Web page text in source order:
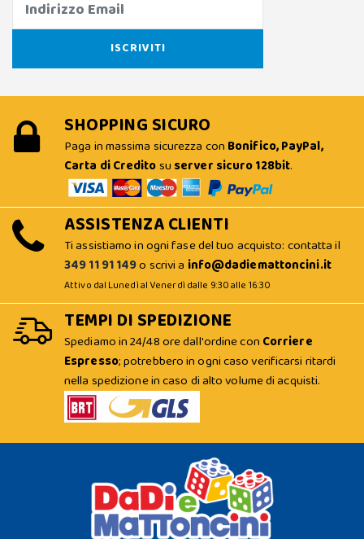
SHOPPING SICURO
Paga in massima sicurezza con Bonifico, PayPal,
Carta di Creditosu server sicuro 128bit.
ASSISTENZA CLIENTI
Ti assistiamo in ogni fase del tuo acquisto: contatta il
349 11 91 149o scrivi a info@dadiemattoncini.it
Attivo dal Lunedì al Venerdì dalle 9:30 alle 16:30
TEMPI DI SPEDIZIONE
Spediamo in 24/48 ore dall'ordine con Corriere
Espresso; potrebbero in ogni caso verificarsi ritardi
nella spedizione in caso di alto volume di acquisti.